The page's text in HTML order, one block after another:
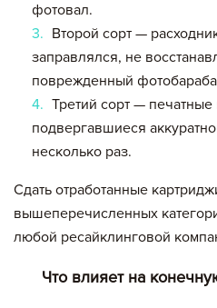
фотовал.
Второй сорт —
заправлялся, не
поврежденный
Третий сорт —
подвергавшиеся
несколько раз.
Сдать отработанные
вышеперечисленных
любой ресайклинговой
Что влияет на